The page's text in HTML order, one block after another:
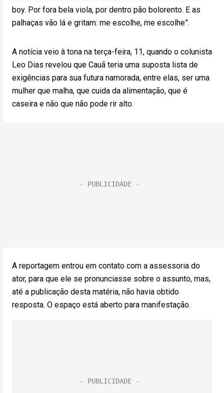
boy. Por fora bela viola, por dentro pão bolorento. E as
palhaças vão lá e gritam: me escolhe, me escolhe”.
A notícia veio à tona na terça-feira, 11, quando o colunista
Leo Dias revelou que Cauã teria uma suposta lista de
exigências para sua futura namorada, entre elas, ser uma
mulher que malha, que cuida da alimentação, que é
caseira e não que não pode rir alto.
A reportagem entrou em contato com a assessoria do
ator, para que ele se pronunciasse sobre o assunto, mas,
até a publicação desta matéria, não havia obtido
resposta. O espaço está aberto para manifestação.